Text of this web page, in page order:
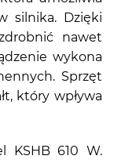
silnika. Dzięki
nawet
wykona
Sprzęt
który wpływa
KSHB 610 W.